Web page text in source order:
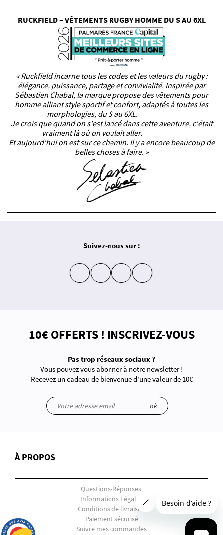
RUCKFIELD – VÊTEMENTS RUGBY HOMME DU S AU 6XL
« Ruckfield incarne tous les codes et les valeurs du rugby :
élégance, puissance, partage et convivialité. Inspirée par
Sébastien Chabal, la marque propose des vêtements pour
homme alliant style sportif et confort, adaptés à toutes les
morphologies, du S au 6XL.
Je crois que quand on s'est lancé dans cette aventure, c'était
vraiment là où on voulait aller.
Et aujourd'hui on est sur ce chemin. Il y a encore beaucoup de
belles choses à faire. »
Suivez-nous sur :
insta fb yt in
10€ OFFERTS ! INSCRIVEZ-VOUS
Pas trop réseaux sociaux ?
Vous pouvez vous abonner à notre newsletter !
Recevez un cadeau de bienvenue d'une valeur de 10€
ok
À PROPOS
Questions-Réponses
Informations Légales
Conditions de livraison
Paiement sécurisé
Suivre mes commandes
9.7